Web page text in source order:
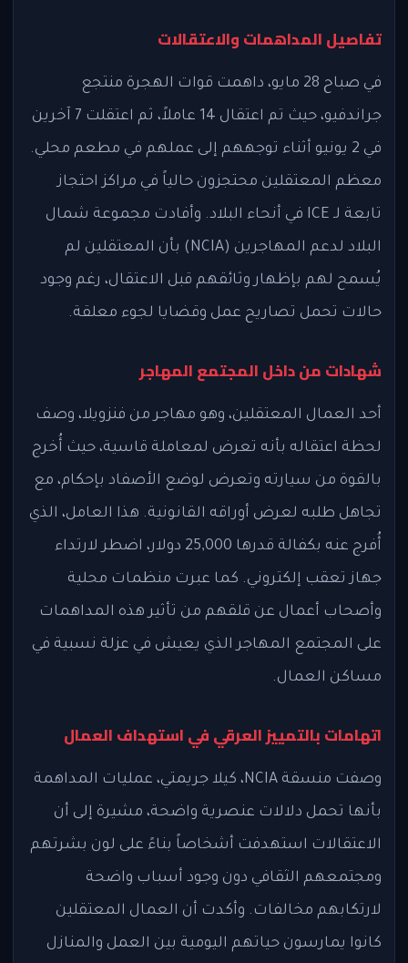
تفاصيل المداهمات والاعتقالات
في صباح 28 مايو، داهمت قوات الهجرة منتجع
جراندفيو، حيث تم اعتقال 14 عاملاً، ثم اعتقلت 7 آخرين
في 2 يونيو أثناء توجههم إلى عملهم في مطعم محلي.
معظم المعتقلين محتجزون حالياً في مراكز احتجاز
تابعة لـ ICE في أنحاء البلاد. وأفادت مجموعة شمال
البلاد لدعم المهاجرين (NCIA) بأن المعتقلين لم
يُسمح لهم بإظهار وثائقهم قبل الاعتقال، رغم وجود
حالات تحمل تصاريح عمل وقضايا لجوء معلقة.
شهادات من داخل المجتمع المهاجر
أحد العمال المعتقلين، وهو مهاجر من فنزويلا، وصف
لحظة اعتقاله بأنه تعرض لمعاملة قاسية، حيث أُخرج
بالقوة من سيارته وتعرض لوضع الأصفاد بإحكام، مع
تجاهل طلبه لعرض أوراقه القانونية. هذا العامل، الذي
أُفرج عنه بكفالة قدرها 25,000 دولار، اضطر لارتداء
جهاز تعقب إلكتروني. كما عبرت منظمات محلية
وأصحاب أعمال عن قلقهم من تأثير هذه المداهمات
على المجتمع المهاجر الذي يعيش في عزلة نسبية في
مساكن العمال.
اتهامات بالتمييز العرقي في استهداف العمال
وصفت منسقة NCIA، كيلا جريمتي، عمليات المداهمة
بأنها تحمل دلالات عنصرية واضحة، مشيرة إلى أن
الاعتقالات استهدفت أشخاصاً بناءً على لون بشرتهم
ومجتمعهم الثقافي دون وجود أسباب واضحة
لارتكابهم مخالفات. وأكدت أن العمال المعتقلين
كانوا يمارسون حياتهم اليومية بين العمل والمنازل